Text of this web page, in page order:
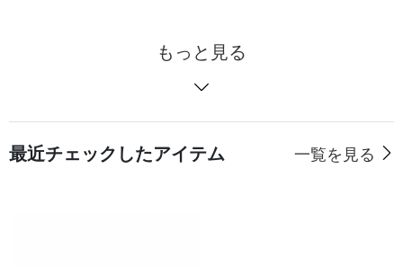
もっと見る
最近チェックしたアイテム 一覧を見る